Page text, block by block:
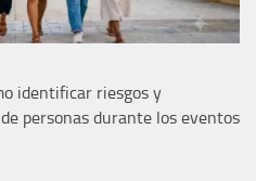
identificar riesgos y
personas durante los eventos